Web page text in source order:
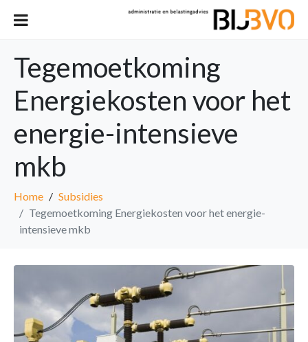
Tegemoetkoming
Energiekosten voor het
energie-intensieve
mkb
Home
Subsidies
Tegemoetkoming Energiekosten voor het energie-
intensieve mkb